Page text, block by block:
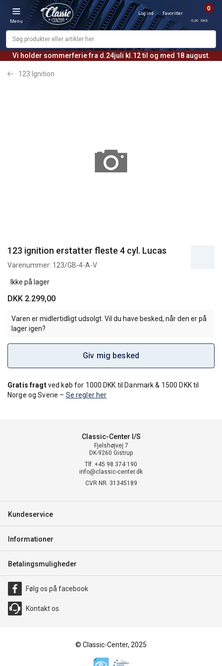
Vi holder sommerferie fra d.24juli kl.12 til og med 18 august.
Menu
Log ind Favoritter
0
0,00 DKK
123 Ignition
123 ignition erstatter fleste 4 cyl. Lucas
Varenummer: 123/GB-4-A-V
Ikke på lager
DKK 2.299,00
Varen er midlertidligt udsolgt. Vil du have besked, når den er på
lager igen?
Giv mig besked
Gratis fragtved køb for 1000 DKK til Danmark & 1500 DKK til
Norge og Sverie – Se regler her
Classic-Center I/S
Fjelshøjvej 7
DK-9260 Gistrup
Tlf. +45 98 374 190
info@classic-center.dk
CVR NR. 31345189
Kundeservice
Informationer
Betalingsmuligheder
Følg os på facebook
Kontakt os
© Classic-Center, 2025